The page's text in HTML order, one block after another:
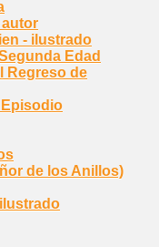
- ilustrado
Edad
Regreso de
Episodio
de los Anillos)